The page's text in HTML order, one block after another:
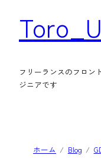
フリーランスのフロン
ジニアです
ホーム Blog